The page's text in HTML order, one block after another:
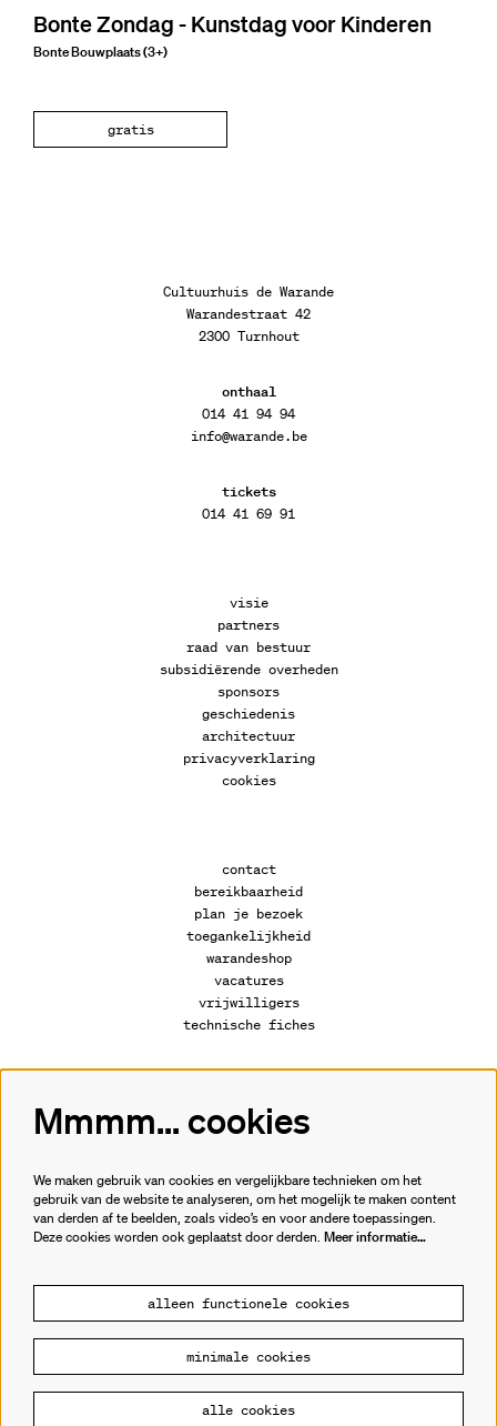
Bonte Zondag - Kunstdag voor Kinderen
Bonte Bouwplaats (3+)
gratis
Cultuurhuis de Warande
Warandestraat 42
2300 Turnhout
onthaal
014 41 94 94
info@warande.be
tickets
014 41 69 91
visie
partners
raad van bestuur
subsidiërende overheden
sponsors
geschiedenis
architectuur
privacyverklaring
cookies
contact
bereikbaarheid
plan je bezoek
toegankelijkheid
warandeshop
vacatures
vrijwilligers
technische fiches
Volg ons
Meld je aan voor de nieuwsbrief.
© Cultuurhuis de Warande
Powered byCultureSuite
Mmmm... cookies
We maken gebruik van cookies en vergelijkbare technieken om het
gebruik van de website te analyseren, om het mogelijk te maken content
van derden af te beelden, zoals video’s en voor andere toepassingen.
Deze cookies worden ook geplaatst door derden. Meer informatie…
alleen functionele cookies
minimale cookies
alle cookies